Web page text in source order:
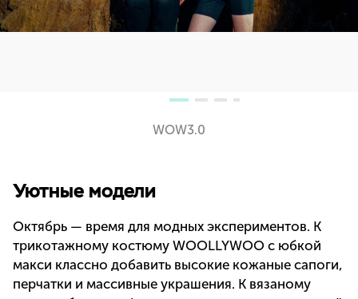
WOW3.0
Уютные модели
Октябрь — время для модных экспериментов. К
трикотажному костюму WOOLLYWOO с юбкой
макси классно добавить высокие кожаные сапоги,
перчатки и массивные украшения. К вязаному